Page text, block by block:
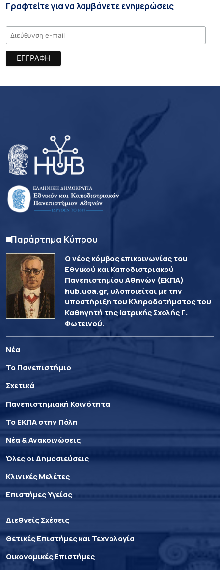
Γραφτείτε για να λαμβάνετε ενημερώσεις
Παράρτημα Κύπρου
Ο νέος κόμβος επικοινωνίας του
Εθνικού και Καποδιστριακού
Πανεπιστημίου Αθηνών (ΕΚΠΑ)
hub.uoa.gr, υλοποιείται με την
υποστήριξη του Κληροδοτήματος του
Καθηγητή της Ιατρικής Σχολής Γ.
Φωτεινού.
Νέα
Το Πανεπιστήμιο
Σχετικά
Πανεπιστημιακή Κοινότητα
Το ΕΚΠΑ στην Πόλη
Νέα & Ανακοινώσεις
Όλες οι Δημοσιεύσεις
Κλινικές Μελέτες
Επιστήμες Υγείας
Διεθνείς Σχέσεις
Θετικές Επιστήμες και Τεχνολογία
Οικονομικές Επιστήμες